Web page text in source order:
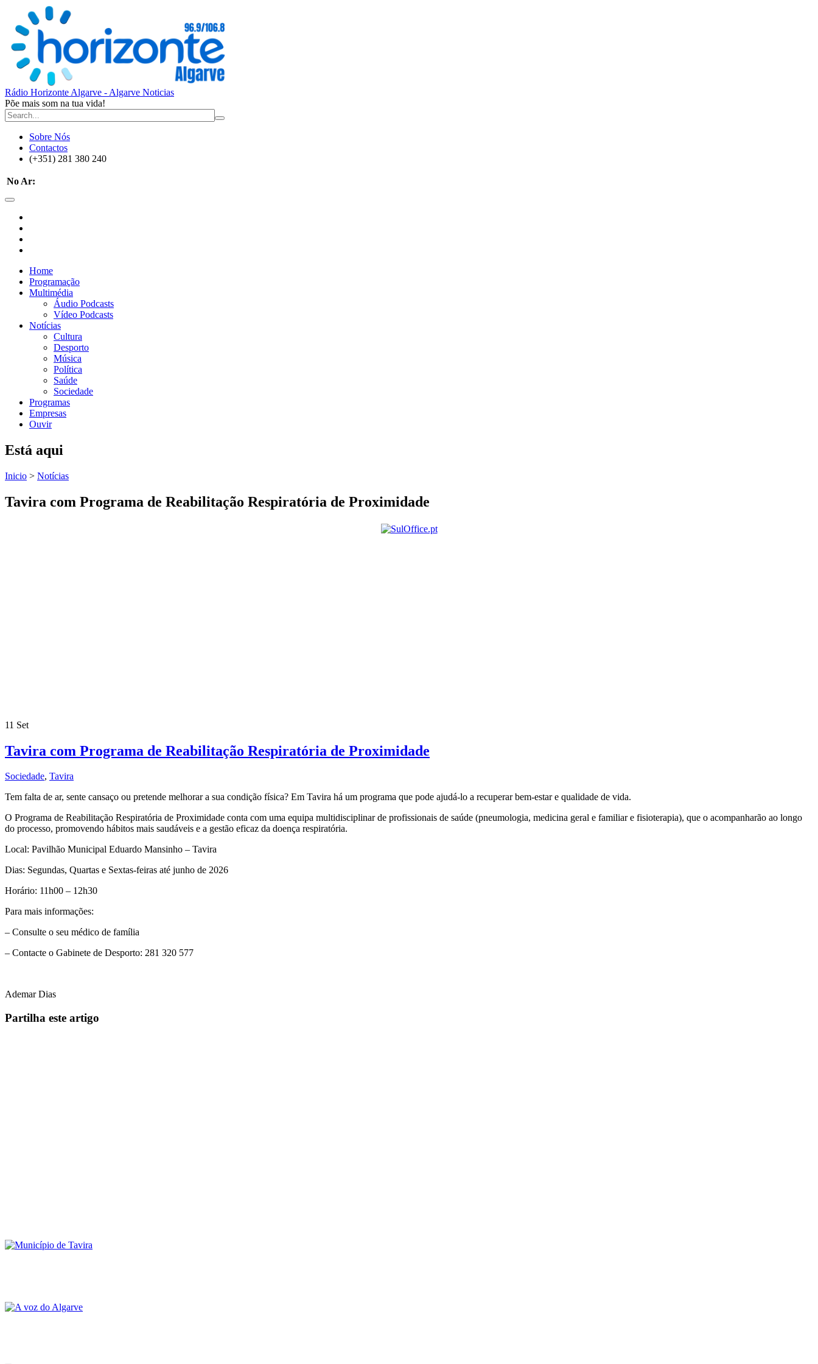
Rádio Horizonte Algarve - Algarve Noticias
Põe mais som na tua vida!
Sobre Nós
Contactos
(+351) 281 380 240
No Ar:
Home
Programação
Multimédia
Áudio Podcasts
Vídeo Podcasts
Notícias
Cultura
Desporto
Música
Política
Saúde
Sociedade
Programas
Empresas
Ouvir
Está aqui
Inicio > Notícias
Tavira com Programa de Reabilitação Respiratória de Proximidade
11 Set
Tavira com Programa de Reabilitação Respiratória de Proximidade
Sociedade, Tavira
Tem falta de ar, sente cansaço ou pretende melhorar a sua condição física? Em Tavira há um programa que pode ajudá-lo a recuperar bem-estar e qualidade de vida.
O Programa de Reabilitação Respiratória de Proximidade conta com uma equipa multidisciplinar de profissionais de saúde (pneumologia, medicina geral e familiar e fisioterapia), que o acompanharão ao longo
do processo, promovendo hábitos mais saudáveis e a gestão eficaz da doença respiratória.
Local: Pavilhão Municipal Eduardo Mansinho – Tavira
Dias: Segundas, Quartas e Sextas-feiras até junho de 2026
Horário: 11h00 – 12h30
Para mais informações:
– Consulte o seu médico de família
– Contacte o Gabinete de Desporto: 281 320 577
Ademar Dias
Partilha este artigo